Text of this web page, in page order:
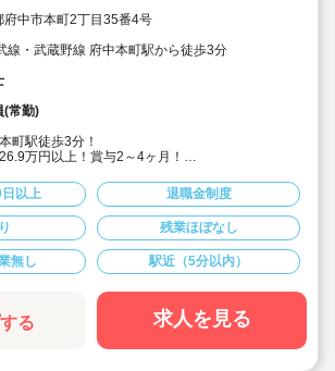
府中市本町2丁目35番4号
線・武蔵野線 府中本町駅から徒歩3分
(常勤)
町駅徒歩3分！
万円以上！賞与2～4ヶ月！
日125日。有給は入社時10日間付与。お休み取り
です♪
り仕事NG、残業代は1分単位で別途全額支給なの
／オフをしっかり切り替えられます。
チナくるみん」認定を取得しており、積極的な子
ポートを行っております☆
以上 退職金制度
残業ほぼなし
無し 駅近（5分以内）
る 求人を見る